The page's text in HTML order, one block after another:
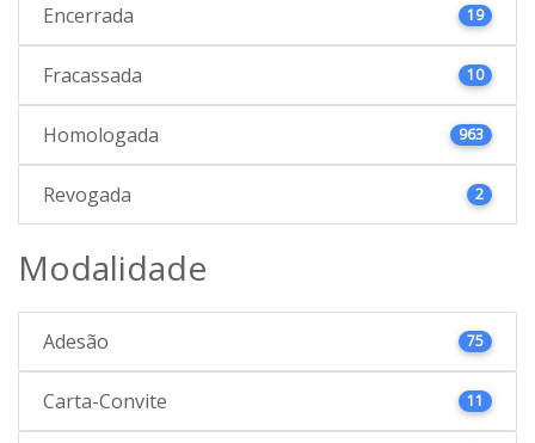
Encerrada 19
Fracassada 10
Homologada 963
Revogada 2
Modalidade
Adesão 75
Carta-Convite 11